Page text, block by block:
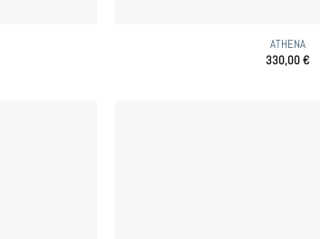
ATHENA
330,00€